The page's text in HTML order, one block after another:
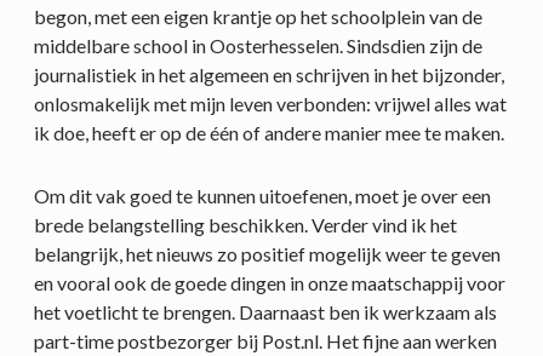
begon, met een eigen krantje op het schoolplein van de
middelbare school in Oosterhesselen. Sindsdien zijn de
journalistiek in het algemeen en schrijven in het bijzonder,
onlosmakelijk met mijn leven verbonden: vrijwel alles wat
ik doe, heeft er op de één of andere manier mee te maken.
Om dit vak goed te kunnen uitoefenen, moet je over een
brede belangstelling beschikken. Verder vind ik het
belangrijk, het nieuws zo positief mogelijk weer te geven
en vooral ook de goede dingen in onze maatschappij voor
het voetlicht te brengen. Daarnaast ben ik werkzaam als
part-time postbezorger bij Post.nl. Het fijne aan werken